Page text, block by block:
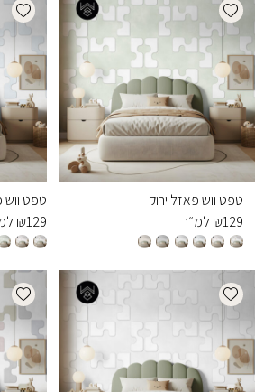
Add wishlist
טפט ווש פאזל ירוק
₪129 למ״ר
טפט ווש
₪129
Add wishlist